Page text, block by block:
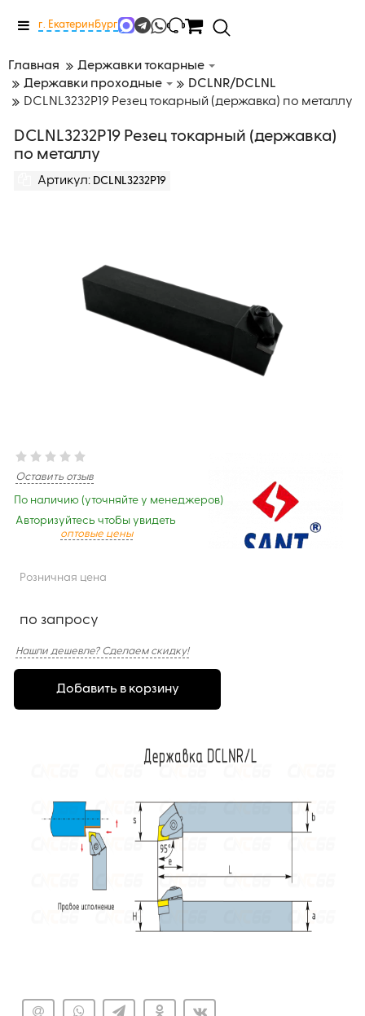
Меню
г. Екатеринбург
Главная
Державки токарные
Державки проходные
DCLNR/DCLNL
DCLNL3232P19 Резец токарный (державка) по металлу
DCLNL3232P19 Резец токарный (державка)
по металлу
Артикул: DCLNL3232P19
Оставить отзыв
По наличию (уточняйте у менеджеров)
Авторизуйтесь чтобы увидеть
оптовые цены
Розничная цена
по запросу
Нашли дешевле? Сделаем скидку!
Добавить в корзину